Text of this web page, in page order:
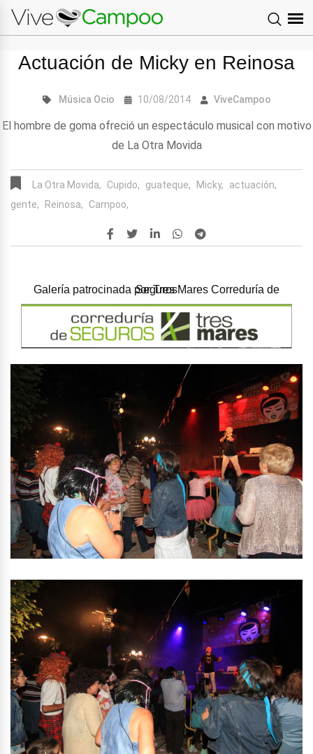
Actuación de Micky en Reinosa
Música Ocio 10/08/2014 ViveCampoo
El hombre de goma ofreció un espectáculo musical con motivo
de La Otra Movida
La Otra Movida, Cupido, guateque, Micky,
actuación,
gente,
Reinosa, Campoo,
Galería patrocinada porTres Mares Correduría de Seguros